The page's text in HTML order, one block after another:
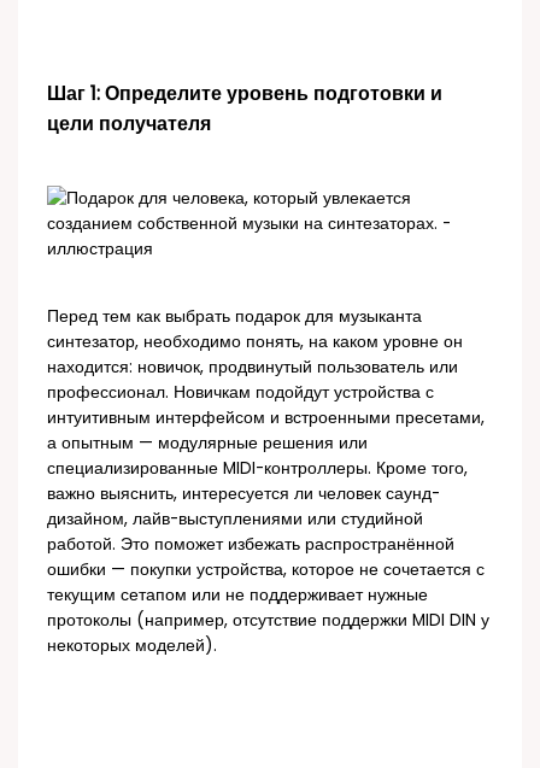
Шаг 1: Определите уровень подготовки и
цели получателя
Перед тем как выбрать подарок для музыканта
синтезатор, необходимо понять, на каком уровне он
находится: новичок, продвинутый пользователь или
профессионал. Новичкам подойдут устройства с
интуитивным интерфейсом и встроенными пресетами,
а опытным — модулярные решения или
специализированные MIDI-контроллеры. Кроме того,
важно выяснить, интересуется ли человек саунд-
дизайном, лайв-выступлениями или студийной
работой. Это поможет избежать распространённой
ошибки — покупки устройства, которое не сочетается с
текущим сетапом или не поддерживает нужные
протоколы (например, отсутствие поддержки MIDI DIN у
некоторых моделей).